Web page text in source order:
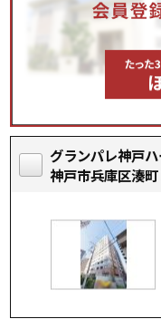
グランパレ神戸
神戸市兵庫区湊